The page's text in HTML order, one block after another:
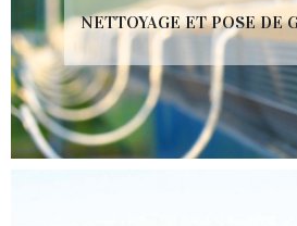
NETTOYAGE ET POSE DE